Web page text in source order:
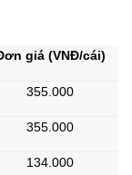
giá (VNĐ/cái)
355.000
355.000
134.000